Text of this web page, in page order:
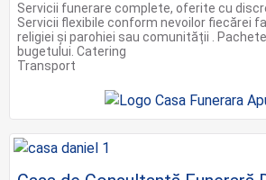
Servicii funerare complete, oferite cu
Servicii flexibile conform nevoilor fiecărei
religiei și parohiei sau comunității .
bugetului. Catering
Transport